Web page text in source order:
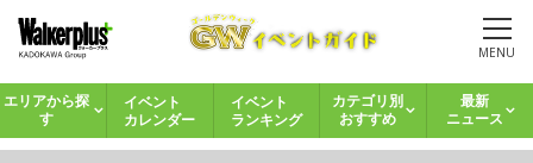
MENU
エリアから探
す
イベント
カレンダー
イベント
ランキング
カテゴリ別
おすすめ
最新
ニュース